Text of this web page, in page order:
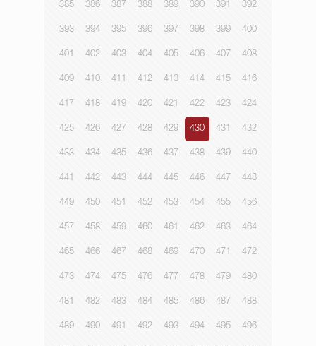
385 386 387 388 389 390 391 392
393 394 395 396 397 398 399 400
401 402 403 404 405 406 407 408
409 410 411 412 413 414 415 416
417 418 419 420 421 422 423 424
425 426 427 428 429 430 431 432
433 434 435 436 437 438 439 440
441 442 443 444 445 446 447 448
449 450 451 452 453 454 455 456
457 458 459 460 461 462 463 464
465 466 467 468 469 470 471 472
473 474 475 476 477 478 479 480
481 482 483 484 485 486 487 488
489 490 491 492 493 494 495 496